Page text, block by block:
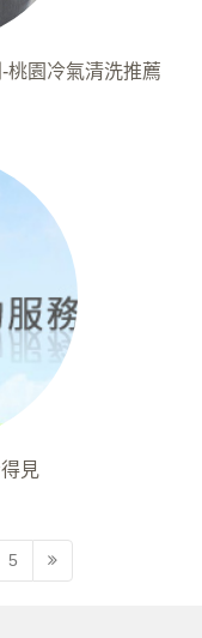
桃園冷氣清洗推薦
見
5